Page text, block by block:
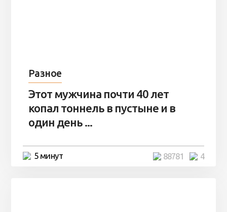
Разное
Этот мужчина почти 40 лет
копал тоннель в пустыне и в
один день ...
5 минут 4
88781